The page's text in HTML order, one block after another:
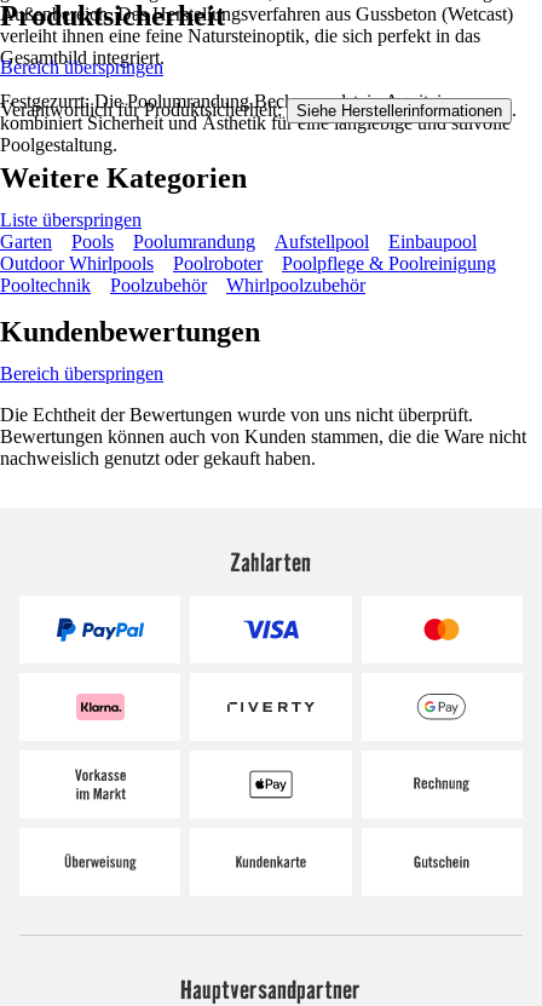
Außenbereich. Das Herstellungsverfahren aus Gussbeton (Wetcast)
verleiht ihnen eine feine Natursteinoptik, die sich perfekt in das
Gesamtbild integriert.
Festgezurrt: Die Poolumrandung Beckenrandstein Aquitaine
kombiniert Sicherheit und Ästhetik für eine langlebige und stilvolle
Poolgestaltung.
Produktsicherheit
Bereich überspringen
Verantwortlich für Produktsicherheit: Siehe Herstellerinformationen .
Weitere Kategorien
Liste überspringen
Garten
Pools Poolumrandung Aufstellpool
Einbaupool
Outdoor Whirlpools
Poolroboter
Poolpflege & Poolreinigung
Pooltechnik
Poolzubehör Whirlpoolzubehör
Kundenbewertungen
Bereich überspringen
Die Echtheit der Bewertungen wurde von uns nicht überprüft.
Bewertungen können auch von Kunden stammen, die die Ware nicht
nachweislich genutzt oder gekauft haben.
Zahlarten
Hauptversandpartner